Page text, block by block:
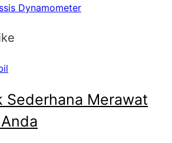
Dynamometer
Sederhana Merawat